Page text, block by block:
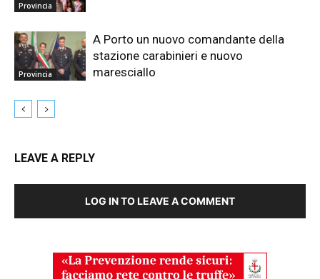
Provincia
Provincia
A Porto un nuovo comandante della
stazione carabinieri e nuovo
maresciallo
LEAVE A REPLY
LOG IN TO LEAVE A COMMENT